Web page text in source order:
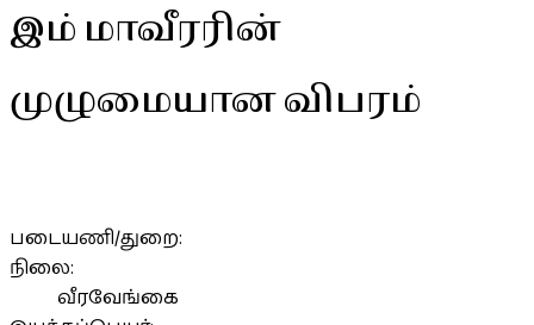
இம் மாவீரரின்
முழுமையான விபரம்
படையணி/துறை:
நிலை:
வீரவேங்கை